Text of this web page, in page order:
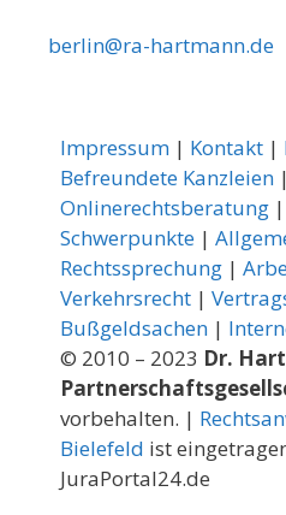
berlin@ra-hartmann.de
Impressum | Kontakt |
Befreundete Kanzleien |
Onlinerechtsberatung |
Schwerpunkte |
Rechtssprechung |
Verkehrsrecht |
Bußgeldsachen |
© 2010 – 2023 Dr.
vorbehalten. |
Bielefeld ist
JuraPortal24.de